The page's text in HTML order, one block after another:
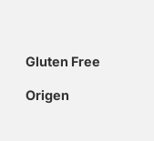
Gluten Free
Origen